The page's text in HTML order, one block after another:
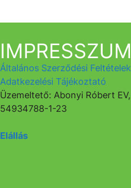
IMPRESSZUM
Általános Szerződési Feltételek
Adatkezelési Tájékoztató
Üzemeltető: Abonyi Róbert EV,
54934788-1-23
Elállás